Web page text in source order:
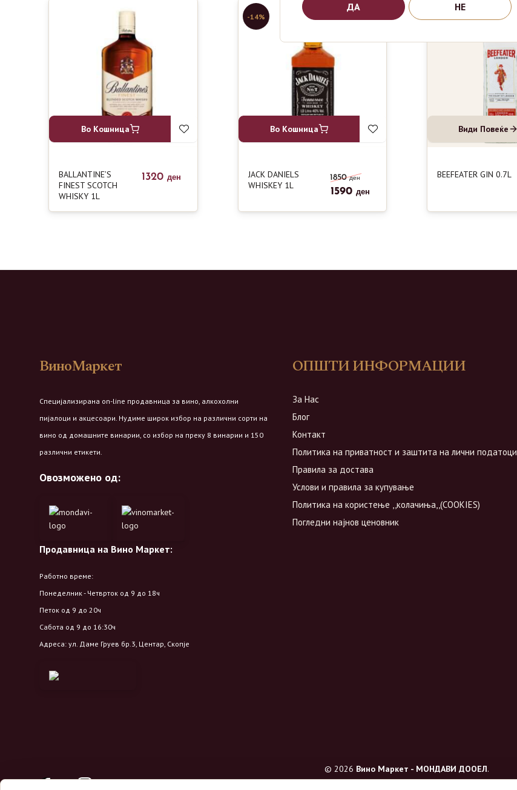
Во Кошница
BALLANTINE’S
FINEST SCOTCH
WHISKY 1L
1320 ден
-14%
Во Кошница
JACK DANIELS
WHISKEY 1L
1850ден
1590 ден
Види Повеќе
BEEFEATER GIN 0.7L
ВиноМаркет
Специјализирана on-line продавница за вино, алкохолни
пијалоци и акцесоари. Нудиме широк избор на различни сорти на
вино од домашните винарии, со избор на преку 8 винарии и 150
различни етикети.
Овозможено од:
Продавница на Вино Маркет:
Работно време:
Понеделник - Четврток од 9 до 18ч
Петок од 9 до 20ч
Сабота од 9 до 16:30ч
Адреса: ул. Даме Груев бр.3, Центар, Скопје
ОПШТИ ИНФОРМАЦИИ
За Нас
Блог
Контакт
Политика на приватност и заштита на лични податоци
Правила за достава
Услови и правила за купување
Политика на користење ,,колачиња,,(COOKIES)
Погледни најнов ценовник
© 2026 Вино Маркет - МОНДАВИ ДООЕЛ.
Сите права се задржани.
ДА НЕ